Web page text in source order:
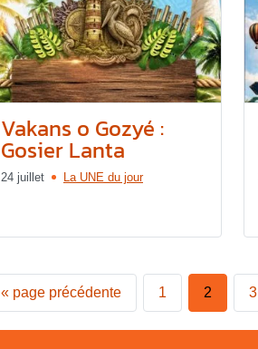
Vakans o Gozyé :
Gosier Lanta
24 juillet La UNE du jour
« page précédente 1 2 3